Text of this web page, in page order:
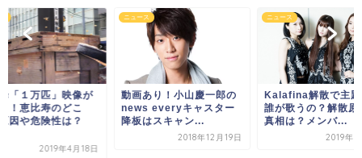
「１万匹」映像が
！恵比寿のどこ
因や危険性は？
2019年4月18日
ニュース
動画あり！小山慶一郎の
news everyキャスター
降板はスキャン...
2018年12月19日
ニュース
Kalafina解散で主題
誰が歌うの？解散原
真相は？メンバ...
2019年3